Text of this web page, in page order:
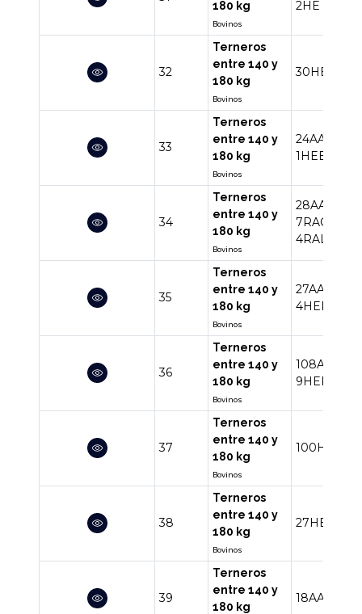
180 kg
Bovinos
2HE
32
Terneros
entre 140 y
180 kg
Bovinos
30HE
33
Terneros
entre 140 y
180 kg
Bovinos
24AA
1HEBR
34
Terneros
entre 140 y
180 kg
Bovinos
28AA
7RACC
4RALI
35
Terneros
entre 140 y
180 kg
Bovinos
27AA
4HERA
36
Terneros
entre 140 y
180 kg
Bovinos
108AA
9HERA
37
Terneros
entre 140 y
180 kg
Bovinos
100HE
38
Terneros
entre 140 y
180 kg
Bovinos
27HE
39
Terneros
entre 140 y
180 kg
18AA